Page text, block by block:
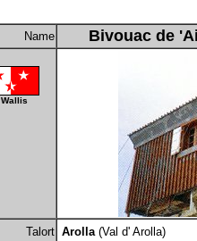
Name Bivouac de
Wallis
Talort Arolla (Val d' Arolla)